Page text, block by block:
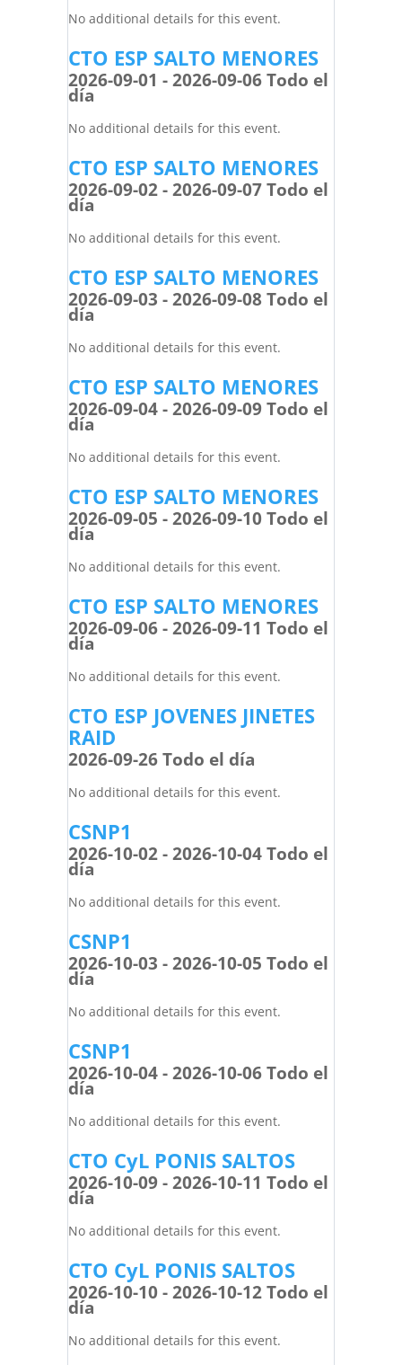
No additional details for this event.
CTO ESP SALTO MENORES
2026-09-01 - 2026-09-06 Todo el
día
No additional details for this event.
CTO ESP SALTO MENORES
2026-09-02 - 2026-09-07 Todo el
día
No additional details for this event.
CTO ESP SALTO MENORES
2026-09-03 - 2026-09-08 Todo el
día
No additional details for this event.
CTO ESP SALTO MENORES
2026-09-04 - 2026-09-09 Todo el
día
No additional details for this event.
CTO ESP SALTO MENORES
2026-09-05 - 2026-09-10 Todo el
día
No additional details for this event.
CTO ESP SALTO MENORES
2026-09-06 - 2026-09-11 Todo el
día
No additional details for this event.
CTO ESP JOVENES JINETES
RAID
2026-09-26 Todo el día
No additional details for this event.
CSNP1
2026-10-02 - 2026-10-04 Todo el
día
No additional details for this event.
CSNP1
2026-10-03 - 2026-10-05 Todo el
día
No additional details for this event.
CSNP1
2026-10-04 - 2026-10-06 Todo el
día
No additional details for this event.
CTO CyL PONIS SALTOS
2026-10-09 - 2026-10-11 Todo el
día
No additional details for this event.
CTO CyL PONIS SALTOS
2026-10-10 - 2026-10-12 Todo el
día
No additional details for this event.